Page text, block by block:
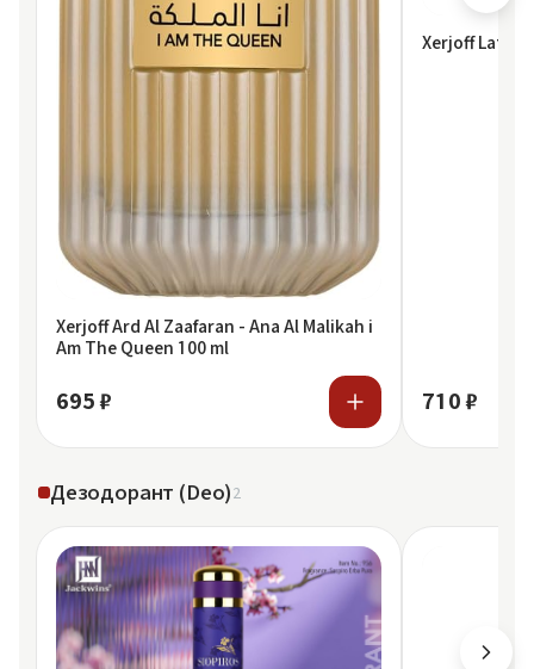
Xerjoff Ard Al Zaafaran - Ana Al Malikah i
Am The Queen 100 ml
695 ₽
Xerjoff
710 ₽
Дезодорант (Deo)2